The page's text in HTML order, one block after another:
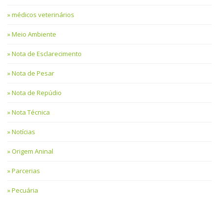
médicos veterinários
Meio Ambiente
Nota de Esclarecimento
Nota de Pesar
Nota de Repúdio
Nota Técnica
Notícias
Origem Aninal
Parcerias
Pecuária